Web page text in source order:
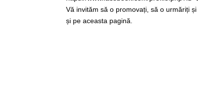
Vă invităm să o promovați, să o urmăriți
și pe aceasta pagină.